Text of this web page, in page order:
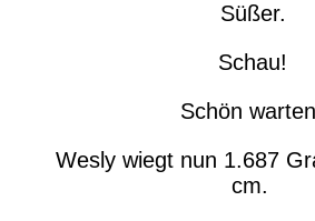
Süßer.
Schau!
Schön
Wesly wiegt nun 1.687
cm.